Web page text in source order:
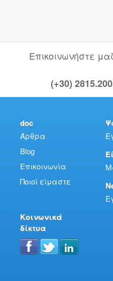
Επικοινωνήστε
(+30)
doc
Άρθρα
Blog
Επικοινωνία
Ποιοί είμαστε
Κοινωνικά
δίκτυα